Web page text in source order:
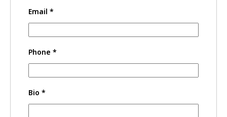
Email *
Phone *
Bio *